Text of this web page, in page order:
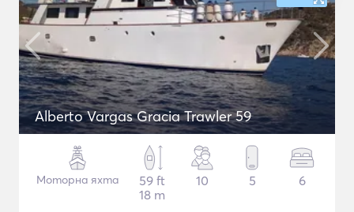
Alberto Vargas Gracia Trawler 59
Моторна яхта
59 ft
18 m
10 5 6